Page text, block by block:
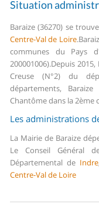
Situation
Baraize (36270) se
Centre-Val de Loire.
communes du Pays
200001006).Depuis
Creuse (N°2) du
départements,
Chantôme dans la 2ème
Les administrations
La Mairie de Baraize
Le Conseil Général
Départemental de Indre
Centre-Val de Loire